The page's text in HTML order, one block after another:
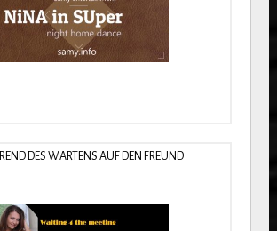
DES WARTENS AUF DEN FREUND